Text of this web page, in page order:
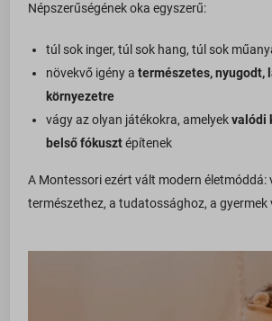
Népszerűségének oka egyszerű:
túl sok inger, túl sok hang, túl sok
növekvő igény atermészetes, nyugodt,
környezetre
vágy az olyan játékokra, amelyekvalódi
belső fókusztépítenek
A Montessori ezért vált modern életmóddá:
természethez, a tudatossághoz, a